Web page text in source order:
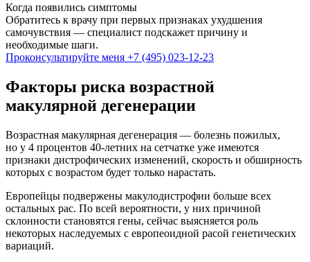
Когда появились симптомы
Обратитесь к врачу при первых признаках ухудшения
самочувствия — специалист подскажет причину и
необходимые шаги.
Проконсультируйте меня +7 (495) 023-12-23
Факторы риска возрастной
макулярной дегенерации
Возрастная макулярная дегенерация — болезнь пожилых,
но у 4 процентов 40-летних на сетчатке уже имеются
признаки дистрофических изменений, скорость и обширность
которых с возрастом будет только нарастать.
Европейцы подвержены макулодистрофии больше всех
остальных рас. По всей вероятности, у них причиной
склонности становятся гены, сейчас выясняется роль
некоторых наследуемых с европеоидной расой генетических
вариаций.